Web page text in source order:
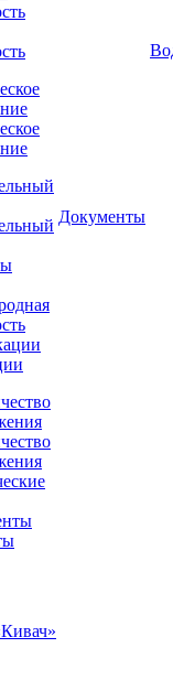
Документы